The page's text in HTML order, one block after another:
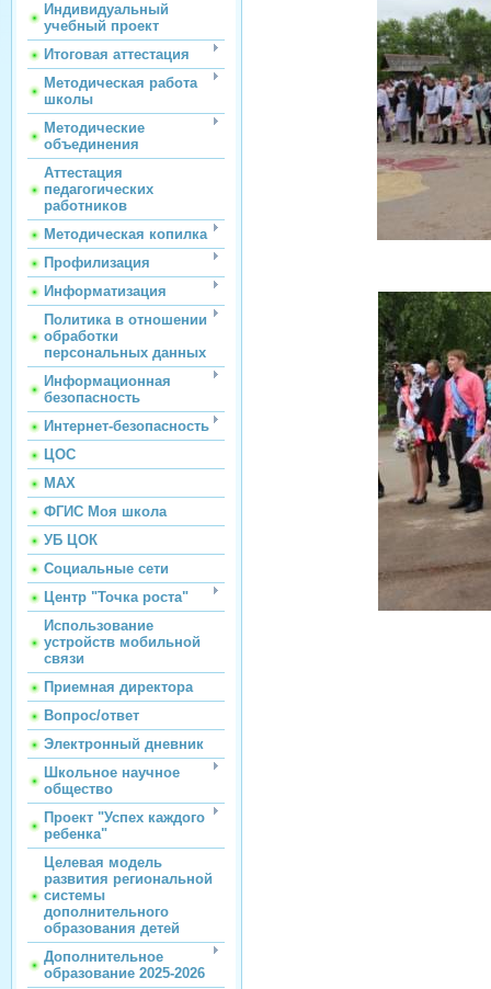
Индивидуальный
учебный проект
Итоговая аттестация
Методическая работа
школы
Методические
объединения
Аттестация
педагогических
работников
Методическая копилка
Профилизация
Информатизация
Политика в отношении
обработки
персональных данных
Информационная
безопасность
Интернет-безопасность
ЦОС
МАХ
ФГИС Моя школа
УБ ЦОК
Социальные сети
Центр "Точка роста"
Использование
устройств мобильной
связи
Приемная директора
Вопрос/ответ
Электронный дневник
Школьное научное
общество
Проект "Успех каждого
ребенка"
Целевая модель
развития региональной
системы
дополнительного
образования детей
Дополнительное
образование 2025-2026